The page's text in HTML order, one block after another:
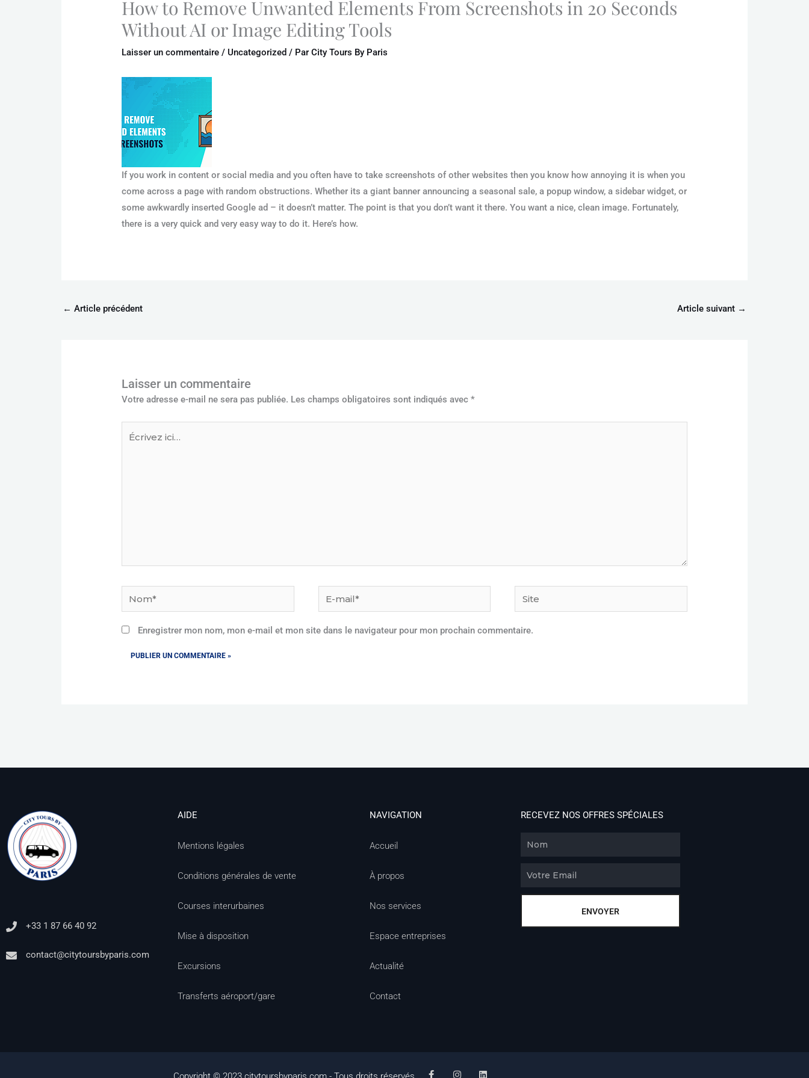
How to Remove Unwanted Elements From Screenshots in 20 Seconds
Without AI or Image Editing Tools
Laisser un commentaire / Uncategorized / ParCity Tours By Paris
If you work in content or social media and you often have to take screenshots of other websites then you know how annoying it is when you
come across a page with random obstructions. Whether its a giant banner announcing a seasonal sale, a popup window, a sidebar widget, or
some awkwardly inserted Google ad – it doesn’t matter. The point is that you don’t want it there. You want a nice, clean image. Fortunately,
there is a very quick and very easy way to do it. Here’s how.
← Article précédent Article suivant →
Laisser un commentaire
Votre adresse e-mail ne sera pas publiée. Les champs obligatoires sont indiqués avec*
mail*
Site
Enregistrer mon nom, mon e-mail et mon site dans le navigateur pour mon prochain commentaire.
+33 1 87 66 40 92
contact@citytoursbyparis.com
AIDE
Mentions légales
Conditions générales de vente
Courses interurbaines
Mise à disposition
Excursions
Transferts aéroport/gare
NAVIGATION
Accueil
À propos
Nos services
Espace entreprises
Actualité
Contact
RECEVEZ NOS OFFRES SPÉCIALES
ENVOYER
F
I
L